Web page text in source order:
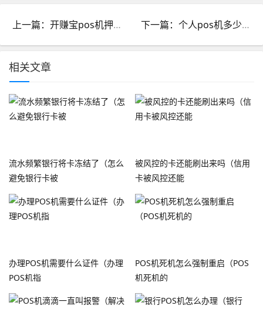
上一篇：开赚宝pos机押金怎么退_开赚宝pos机激活三个月后退 下一篇：个人pos机多少钱_个人pos机多少钱一个
相关文章
流水频繁银行将卡冻结了（怎么
避免银行卡被
被风控的卡还能刷出来吗（信用
卡被风控还能
办理POS机需要什么证件（办理
POS机指
POS机死机怎么强制重启（POS
机死机的